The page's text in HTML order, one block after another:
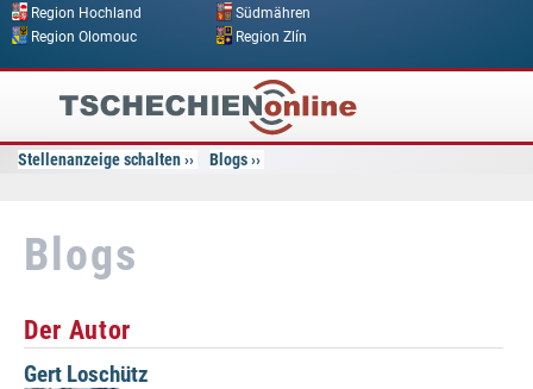
Region Hochland
Südmähren
Region Olomouc
Region Zlín
Tschechien
Online
Stellenanzeige schalten Blogs
Blogs
Der Autor
Gert Loschütz